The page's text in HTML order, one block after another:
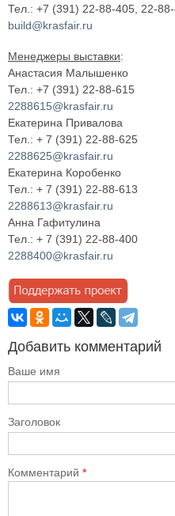
Тел.: +7 (391) 22-88-405, 22-
build@krasfair.ru
Менеджеры выставки:
Анастасия Малышенко
Тел.: +7 (391) 22-88-615
2288615@krasfair.ru
Екатерина Привалова
Тел.: + 7 (391) 22-88-625
2288625@krasfair.ru
Екатерина Коробенко
Тел.: + 7 (391) 22-88-613
2288613@krasfair.ru
Анна Гафитулина
Тел.: + 7 (391) 22-88-400
2288400@krasfair.ru
Добавить комментарий
Ваше имя
Заголовок
Комментарий *